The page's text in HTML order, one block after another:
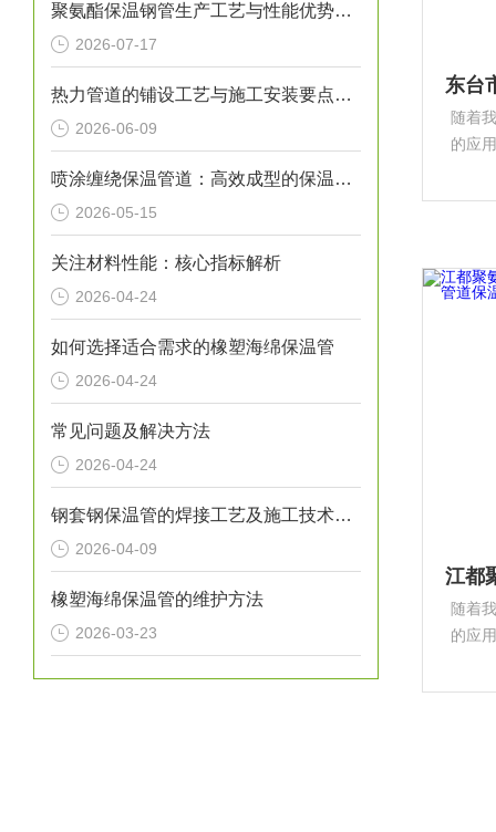
聚氨酯保温钢管生产工艺与性能优势解析
2026-07-17
热力管道的铺设工艺与施工安装要点解析
2026-06-09
喷涂缠绕保温管道：高效成型的保温输送核心装备
2026-05-15
关注材料性能：核心指标解析
2026-04-24
如何选择适合需求的橡塑海绵保温管
2026-04-24
常见问题及解决方法
2026-04-24
钢套钢保温管的焊接工艺及施工技术研究
2026-04-09
橡塑海绵保温管的维护方法
2026-03-23
随着
的应
为工
随着
的应
为工